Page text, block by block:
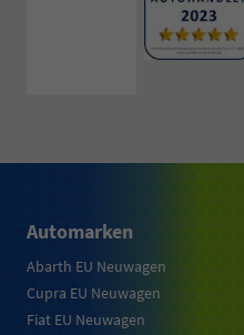
Automarken
Abarth EU Neuwagen
Cupra EU Neuwagen
Fiat EU Neuwagen